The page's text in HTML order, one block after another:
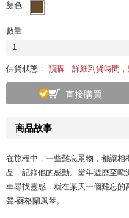
商品故事
在旅程中，一些難忘景物，都讓
品，記錄他的感動。當年遊歷至
車尋找靈感，就在某天一個難忘的
聲-蘇格蘭風琴。
顏色
數量
1
供貨狀態： 預購｜詳細到貨時間
直接購買